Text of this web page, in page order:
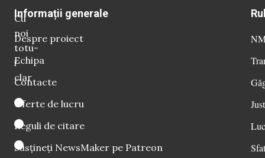
Cu
noi
totu-
i
clar
Informații generale
Despre proiect
Echipa
Contacte
Oferte de lucru
Reguli de citare
Susțineți NewsMaker pe Patreon